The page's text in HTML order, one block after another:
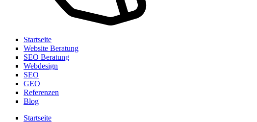
Startseite
Website Beratung
SEO Beratung
Webdesign
SEO
GEO
Referenzen
Blog
Startseite